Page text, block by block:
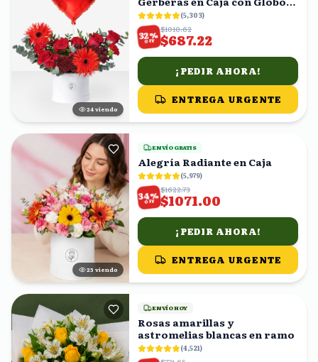
25 viendo
Corazón
(5,303)
32%
OFF
$1010.62
$687.22
¡PEDIR AHORA!
ENTREGA URGENTE
24 viendo
ENVÍO GRATIS
Alegría Radiante en Caja
(5,979)
34%
OFF
$1622.73
$1071.00
¡PEDIR AHORA!
ENTREGA URGENTE
ENVÍO HOY
Rosas amarillas y
astromelias blancas en ramo
(4,521)